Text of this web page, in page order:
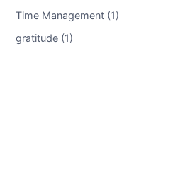
Time Management (1)
gratitude (1)